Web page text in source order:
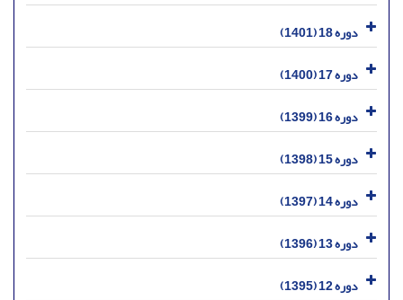
دوره 18 (1401)
دوره 17 (1400)
دوره 16 (1399)
دوره 15 (1398)
دوره 14 (1397)
دوره 13 (1396)
دوره 12 (1395)